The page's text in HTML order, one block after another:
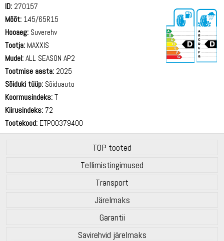
ID: 270157
Mõõt: 145/65R15
Hooaeg: Suverehv
Tootja: MAXXIS
Mudel:ALL SEASON AP2
Tootmise aasta: 2025
Sõiduki tüüp: Sõiduauto
Koormusindeks:T
Kiirusindeks: 72
Tootekood: ETP00379400
TOP tooted
Tellimistingimused
Transport
Järelmaks
Garantii
Savirehvid järelmaks